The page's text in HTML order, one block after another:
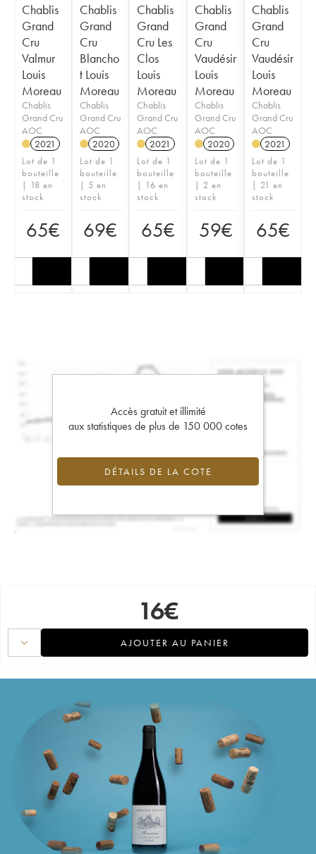
Chablis
Grand
Cru
Valmur
Louis
Moreau
Chablis
Grand Cru
AOC
2021
Lot de 1
bouteille
| 18 en
stock
65€
Chablis
Grand
Cru
Blancho
t Louis
Moreau
Chablis
Grand Cru
AOC
2020
Lot de 1
bouteille
| 5 en
stock
69€
Chablis
Grand
Cru Les
Clos
Louis
Moreau
Chablis
Grand Cru
AOC
2021
Lot de 1
bouteille
| 16 en
stock
65€
Chablis
Grand
Cru
Vaudésir
Louis
Moreau
Chablis
Grand Cru
AOC
2020
Lot de 1
bouteille
| 2 en
stock
59€
Chablis
Grand
Cru
Vaudésir
Louis
Moreau
Chablis
Grand Cru
AOC
2021
Lot de 1
bouteille
| 21 en
stock
65€
Accès gratuit et illimité
aux statistiques de plus de 150 000 cotes
DÉTAILS DE LA COTE
16€
AJOUTER AU PANIER